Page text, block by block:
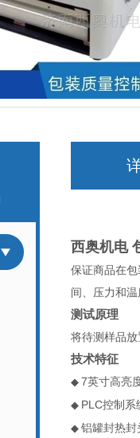
西奥机电
保证商品在
间、压力和
测试原理
将待测样品
技术特征
◆ 7英寸高亮
◆ PLC控制系
◆ 铝罐封热封